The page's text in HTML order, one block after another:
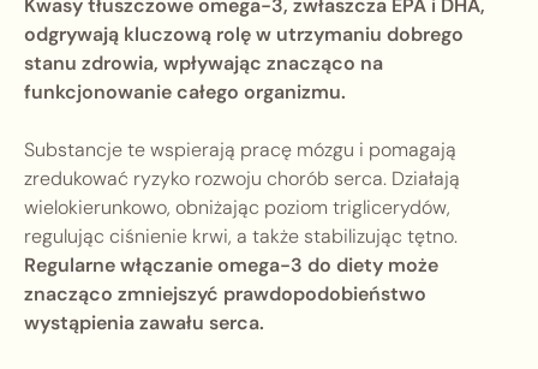
Kwasy tłuszczowe omega-3, zwłaszcza EPA i DHA,
odgrywają kluczową rolę w utrzymaniu dobrego
stanu zdrowia, wpływając znacząco na
funkcjonowanie całego organizmu.
Substancje te wspierają pracę mózgu i pomagają
zredukować ryzyko rozwoju chorób serca. Działają
wielokierunkowo, obniżając poziom triglicerydów,
regulując ciśnienie krwi, a także stabilizując tętno.
Regularne włączanie omega-3 do diety może
znacząco zmniejszyć prawdopodobieństwo
wystąpienia zawału serca.